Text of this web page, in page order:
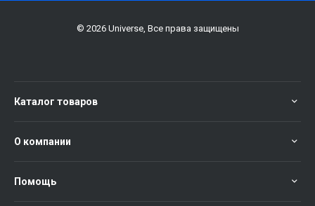
© 2026 Universe, Все права защищены
Каталог товаров
О компании
Помощь